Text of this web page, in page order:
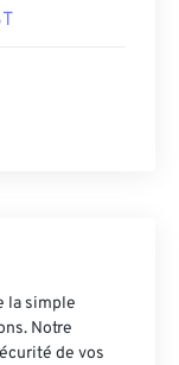
la simple
Notre
de vos